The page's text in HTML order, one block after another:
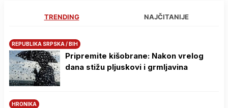
TRENDING NAJČITANIJE
REPUBLIKA SRPSKA / BIH
Pripremite kišobrane: Nakon vrelog
dana stižu pljuskovi i grmljavina
HRONIKA